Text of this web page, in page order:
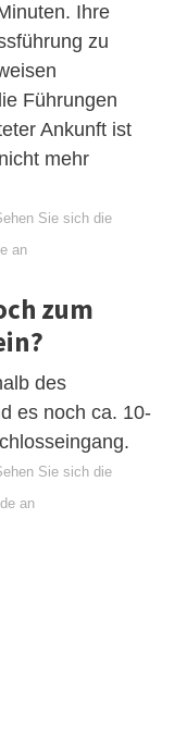
Ihre
zu
Führungen
Ankunft ist
mehr
Sie sich die
an
zum
des
es noch ca. 10-
Sie sich die
an